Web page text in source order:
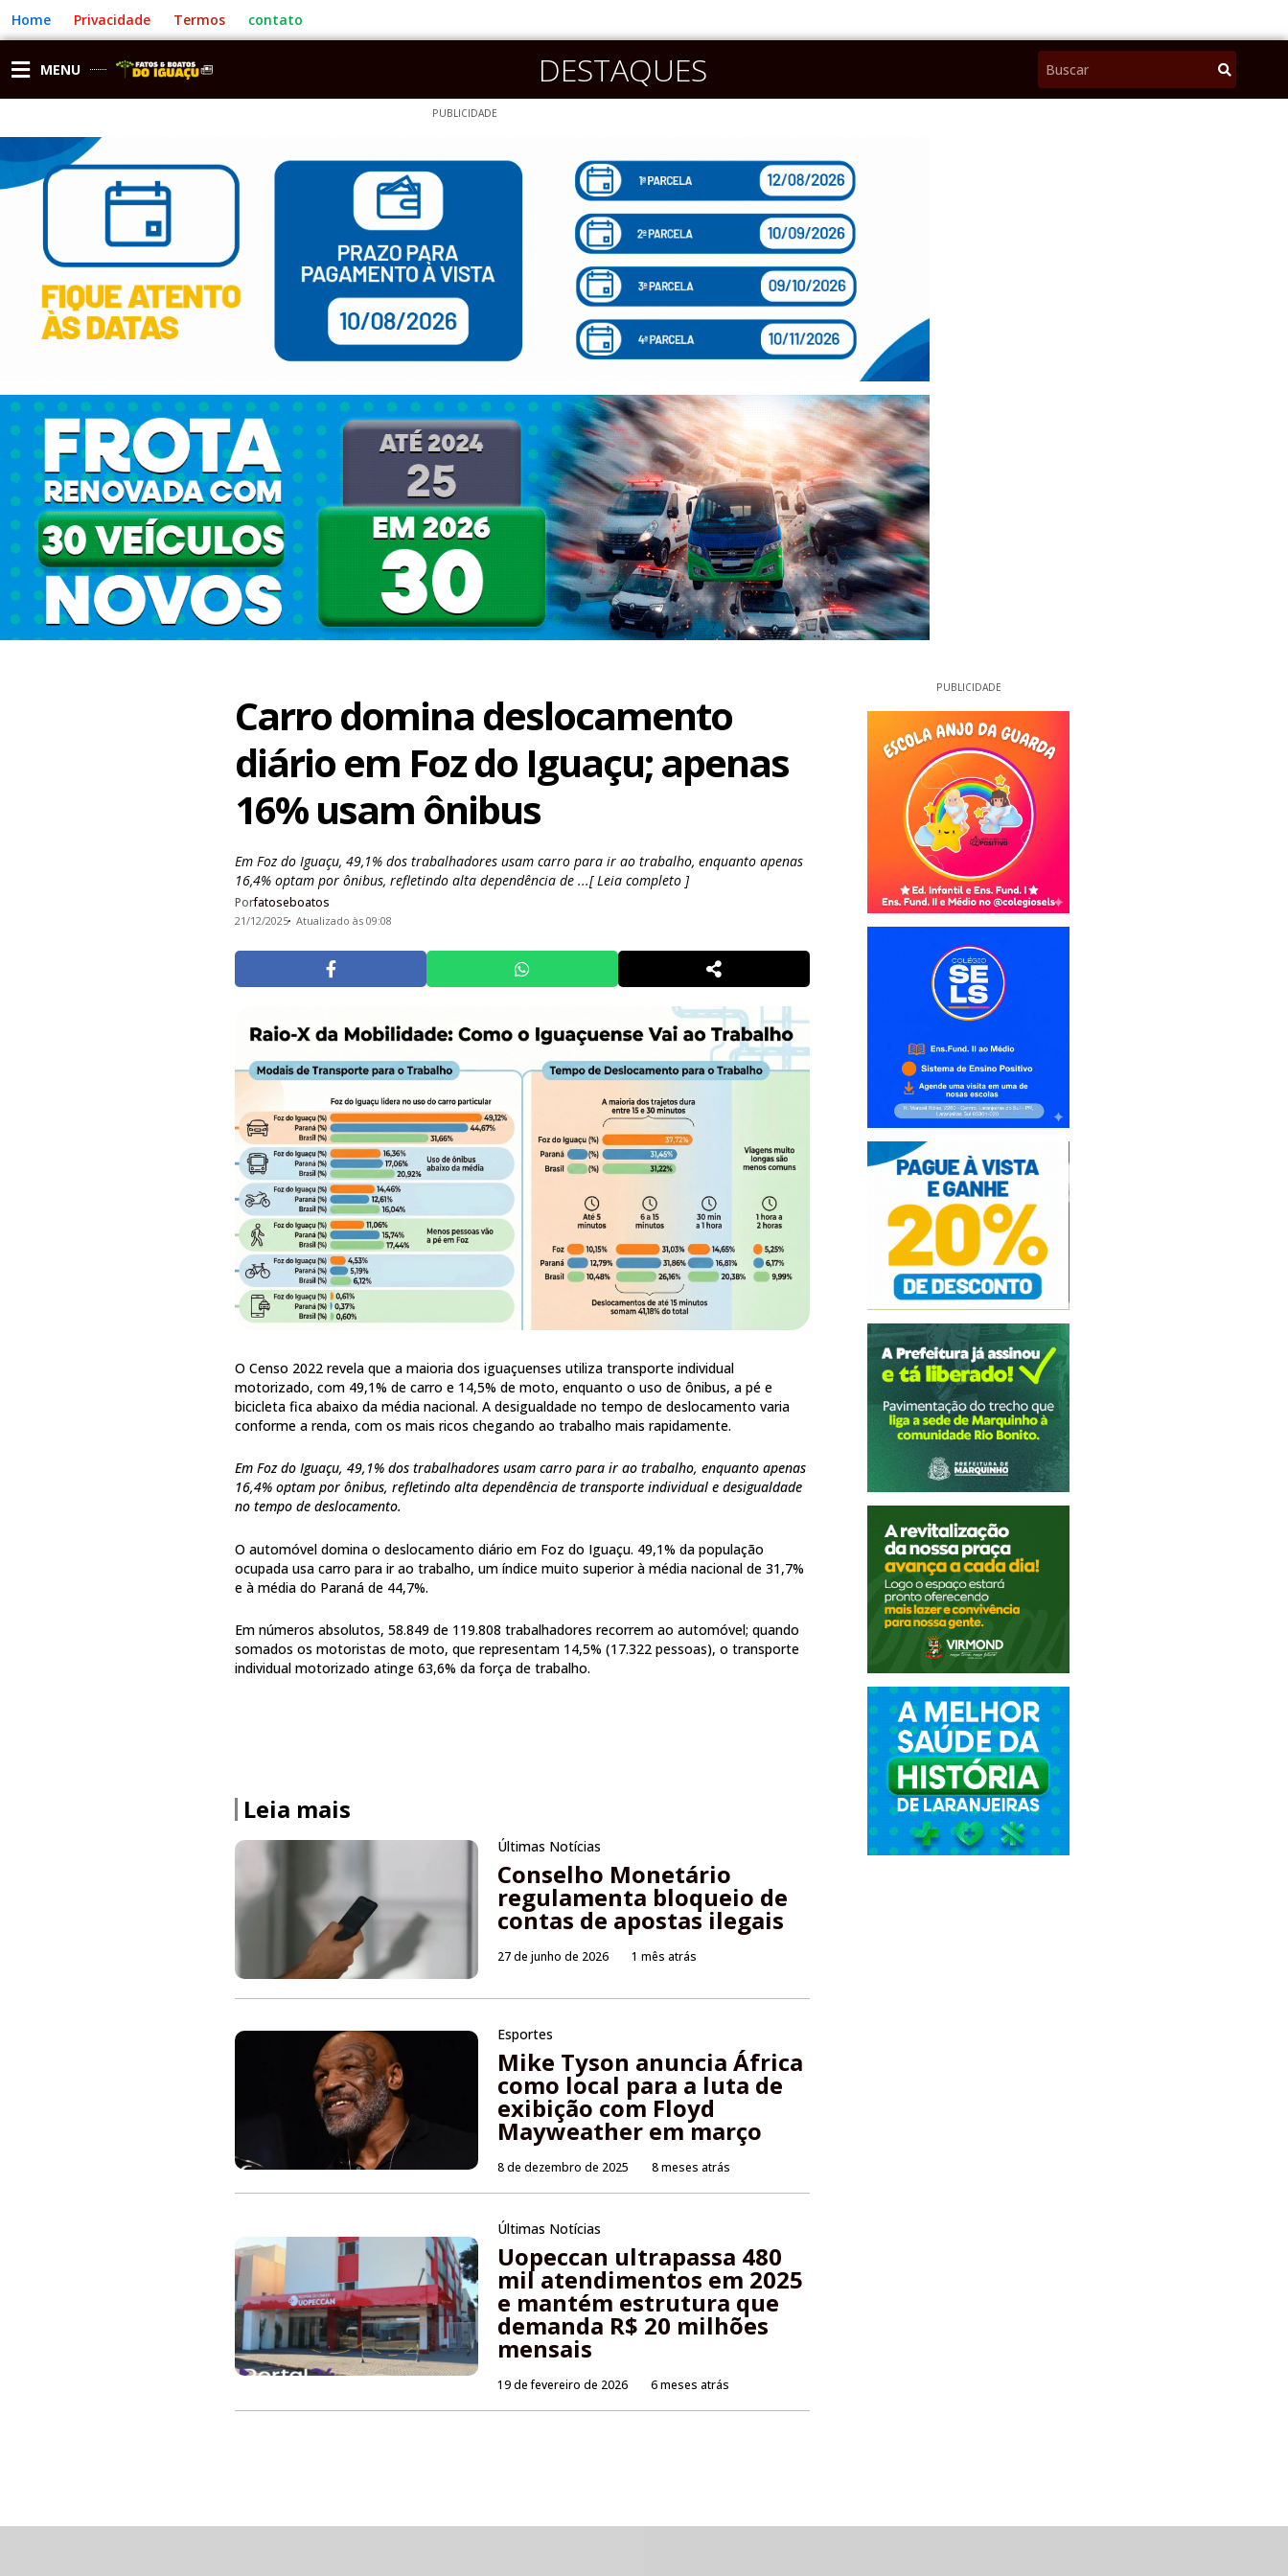
para
o
conteúdo
Home Privacidade Termos contato
MENU DESTAQUES Pesquisar
PUBLICIDADE
Carro domina deslocamento
diário em Foz do Iguaçu; apenas
16% usam ônibus
Em Foz do Iguaçu, 49,1% dos trabalhadores usam carro para ir ao trabalho, enquanto apenas
16,4% optam por ônibus, refletindo alta dependência de ...[ Leia completo ]
Porfatoseboatos
21/12/2025 Atualizado às 09:08
O Censo 2022 revela que a maioria dos iguaçuenses utiliza transporte individual
motorizado, com 49,1% de carro e 14,5% de moto, enquanto o uso de ônibus, a pé e
bicicleta fica abaixo da média nacional. A desigualdade no tempo de deslocamento varia
conforme a renda, com os mais ricos chegando ao trabalho mais rapidamente.
Em Foz do Iguaçu, 49,1% dos trabalhadores usam carro para ir ao trabalho, enquanto apenas
16,4% optam por ônibus, refletindo alta dependência de transporte individual e desigualdade
no tempo de deslocamento.
O automóvel domina o deslocamento diário em Foz do Iguaçu. 49,1% da população
ocupada usa carro para ir ao trabalho, um índice muito superior à média nacional de 31,7%
e à média do Paraná de 44,7%.
Em números absolutos, 58.849 de 119.808 trabalhadores recorrem ao automóvel; quando
somados os motoristas de moto, que representam 14,5% (17.322 pessoas), o transporte
individual motorizado atinge 63,6% da força de trabalho.
Leia mais
Últimas Notícias
Conselho Monetário
regulamenta bloqueio de
contas de apostas ilegais
27 de junho de 2026 1 mês atrás
Esportes
Mike Tyson anuncia África
como local para a luta de
exibição com Floyd
Mayweather em março
8 de dezembro de 2025 8 meses atrás
Últimas Notícias
Uopeccan ultrapassa 480
mil atendimentos em 2025
e mantém estrutura que
demanda R$ 20 milhões
mensais
19 de fevereiro de 2026 6 meses atrás
PUBLICIDADE